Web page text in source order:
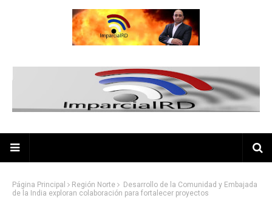
Página Principal Región Norte
Desarrollo de la Comunidad y Embajada
de la India exploran colaboración para fortalecer proyectos